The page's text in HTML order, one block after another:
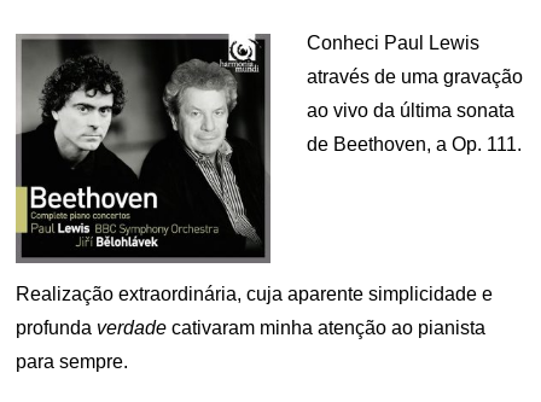
Conheci Paul Lewis
através de uma gravação
ao vivo da última sonata
de Beethoven, a Op. 111.
Realização extraordinária, cuja aparente simplicidade e
profunda verdade cativaram minha atenção ao pianista
para sempre.